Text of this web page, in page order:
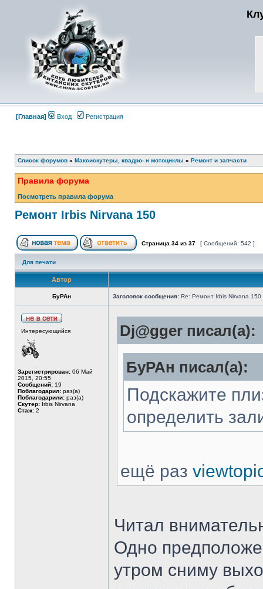
[Главная] Вход Регистрация
Список форумов » Максискутеры, квадро- и мотоциклы » Ремонт и запчасти
Правила форума
Посмотреть правила форума
Ремонт Irbis Nirvana 150
Страница 34 из 37 [ Сообщений: 542 ]
Для печати
Автор
БуРАн Заголовок сообщения: Re: Ремонт Irbis Nirvana 150
Интересующийся
Зарегистрирован: 06 Май
2015, 20:55
Сообщений: 19
Поблагодарил: раз(а)
Поблагодарили: раз(а)
Скутер: Irbis Nirvana
Стаж: 2
Dj@gger писал(а):
БуРАн писал(а):
Подскажите
определить
ещё раз
Читал
Одно
утром сниму